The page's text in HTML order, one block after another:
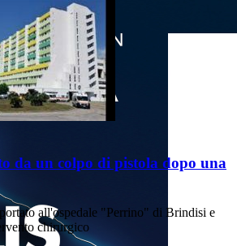
da un colpo di pistola dopo una
all'ospedale "Perrino" di Brindisi e
chirurgico